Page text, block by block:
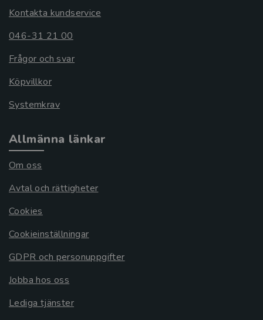
Kontakta kundservice
046-31 21 00
Frågor och svar
Köpvillkor
Systemkrav
Allmänna länkar
Om oss
Avtal och rättigheter
Cookies
Cookieinställningar
GDPR och personuppgifter
Jobba hos oss
Lediga tjänster